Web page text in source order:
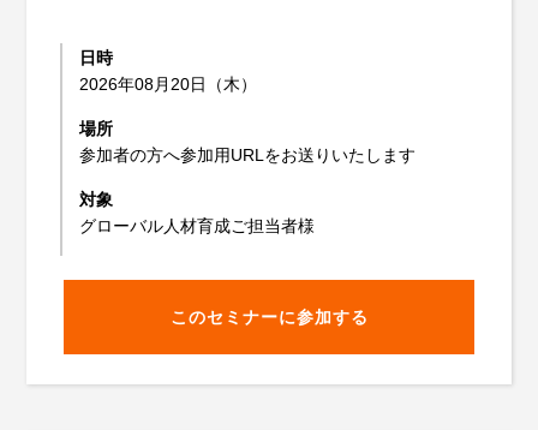
日時
2026年08月20日（木）
場所
参加者の方へ参加用URLをお送りいたします
対象
グローバル人材育成ご担当者様
このセミナーに参加する